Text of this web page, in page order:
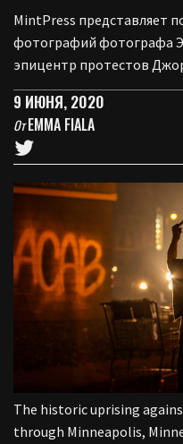
MintPress представляет
фотографий фотографа
эпицентр протестов
9 ИЮНЯ, 2020
ОтEMMA FIALA
The historic uprising
through Minneapolis,